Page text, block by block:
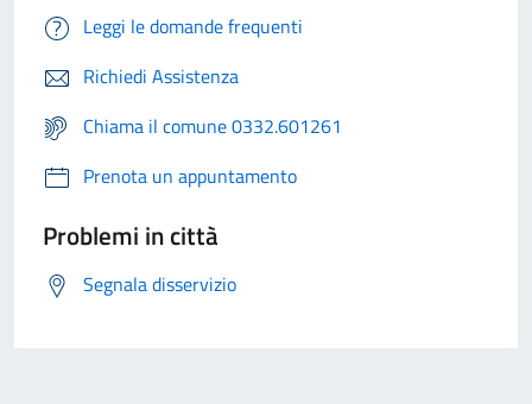
Leggi le domande frequenti
Richiedi Assistenza
Chiama il comune 0332.601261
Prenota un appuntamento
Problemi in città
Segnala disservizio